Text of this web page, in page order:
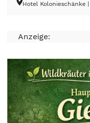
Hotel Kolonieschänke
Anzeige: